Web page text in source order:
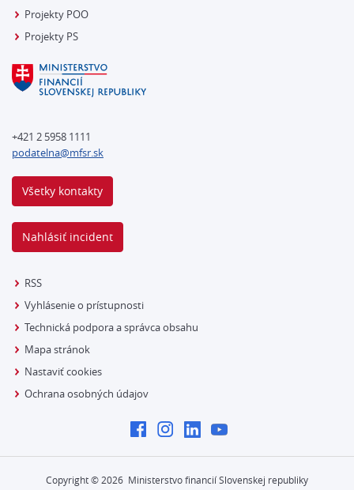
Projekty POO
Projekty PS
+421 2 5958 1111
podatelna@mfsr.sk
Všetky kontakty
Nahlásiť incident
RSS
Vyhlásenie o prístupnosti
Technická podpora a správca obsahu
Mapa stránok
Nastaviť cookies
Ochrana osobných údajov
Copyright © 2026 Ministerstvo financií Slovenskej republiky